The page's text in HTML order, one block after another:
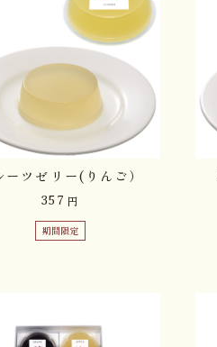
ーツゼリー(りんご）
357 円
期間限定